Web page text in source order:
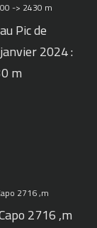
Pic de
2024 :
m
2716 ,m